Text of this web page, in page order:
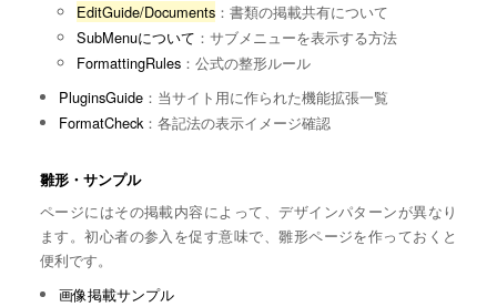
EditGuide/Documents ：書類の掲載共有について
SubMenuについて ：サブメニューを表示する方法
FormattingRules ：公式の整形ルール
PluginsGuide ：当サイト用に作られた機能拡張一覧
FormatCheck：各記法の表示イメージ確認
雛形・サンプル
ページにはその掲載内容によって、デザインパターンが異なり
ます。初心者の参入を促す意味で、雛形ページを作っておくと
便利です。
画像掲載サンプル